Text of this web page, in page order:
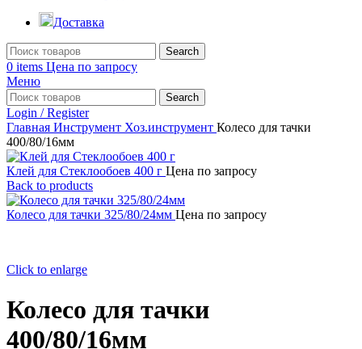
Доставка
Search
0 items Цена по запросу
Меню
Search
Login / Register
Главная Инструмент Хоз.инструмент Колесо для тачки
400/80/16мм
Клей для Стеклообоев 400 г Цена по запросу
Back to products
Колесо для тачки 325/80/24мм Цена по запросу
Click to enlarge
Колесо для тачки
400/80/16мм